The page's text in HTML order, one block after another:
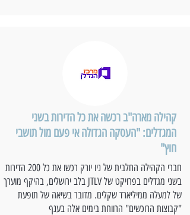
קהילה מארה"ב רכשה את כל הדירות בשני
המגדלים: "העסקה הגדולה אי פעם מול תושבי
חוץ"
חברי הקהילה החלבית של ניו יורק רכשו את כל 200 הדירות
בשני מגדלים בפרויקט של JTLV בלב ירושלים, בהיקף מוערך
של למעלה ממיליארד שקלים. מדובר בשיאה של תופעת
"קבוצות הרוכשים" הרווחת בימים אלה בענף